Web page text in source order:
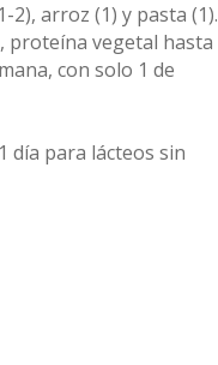
2), arroz (1) y pasta (1).
proteína vegetal hasta
con solo 1 de
día para lácteos sin